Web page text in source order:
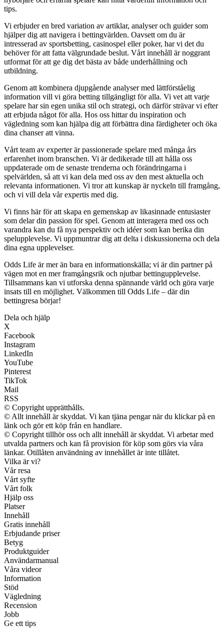
tips.
Vi erbjuder en bred variation av artiklar, analyser och guider som
hjälper dig att navigera i bettingvärlden. Oavsett om du är
intresserad av sportsbetting, casinospel eller poker, har vi det du
behöver för att fatta välgrundade beslut. Vårt innehåll är noggrant
utformat för att ge dig det bästa av både underhållning och
utbildning.
Genom att kombinera djupgående analyser med lättförståelig
information vill vi göra betting tillgängligt för alla. Vi vet att varje
spelare har sin egen unika stil och strategi, och därför strävar vi efter
att erbjuda något för alla. Hos oss hittar du inspiration och
vägledning som kan hjälpa dig att förbättra dina färdigheter och öka
dina chanser att vinna.
Vårt team av experter är passionerade spelare med många års
erfarenhet inom branschen. Vi är dedikerade till att hålla oss
uppdaterade om de senaste trenderna och förändringarna i
spelvärlden, så att vi kan dela med oss av den mest aktuella och
relevanta informationen. Vi tror att kunskap är nyckeln till framgång,
och vi vill dela vår expertis med dig.
Vi finns här för att skapa en gemenskap av likasinnade entusiaster
som delar din passion för spel. Genom att interagera med oss och
varandra kan du få nya perspektiv och idéer som kan berika din
spelupplevelse. Vi uppmuntrar dig att delta i diskussionerna och dela
dina egna upplevelser.
Odds Life är mer än bara en informationskälla; vi är din partner på
vägen mot en mer framgångsrik och njutbar bettingupplevelse.
Tillsammans kan vi utforska denna spännande värld och göra varje
insats till en möjlighet. Välkommen till Odds Life – där din
bettingresa börjar!
Dela och hjälp
X
Facebook
Instagram
LinkedIn
YouTube
Pinterest
TikTok
Mail
RSS
© Copyright upprätthålls.
© Allt innehåll är skyddat. Vi kan tjäna pengar när du klickar på en
länk och gör ett köp från en handlare.
© Copyright tillhör oss och allt innehåll är skyddat. Vi arbetar med
utvalda partners och kan få provision för köp som görs via våra
länkar. Otillåten användning av innehållet är inte tillåtet.
Vilka är vi?
Vår resa
Vårt syfte
Vårt folk
Hjälp oss
Platser
Innehåll
Gratis innehåll
Erbjudande priser
Betyg
Produktguider
Användarmanual
Våra videor
Information
Stöd
Vägledning
Recension
Jobb
Ge ett tips